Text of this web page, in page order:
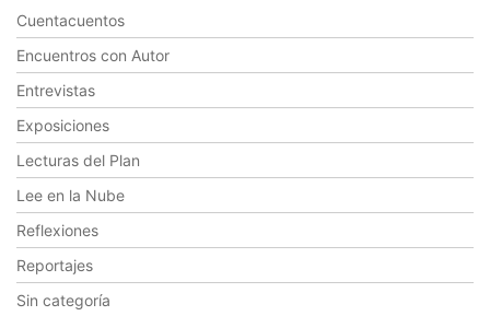
Cuentacuentos
Encuentros con Autor
Entrevistas
Exposiciones
Lecturas del Plan
Lee en la Nube
Reflexiones
Reportajes
Sin categoría